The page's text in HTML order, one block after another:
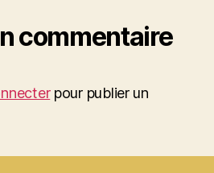
commentaire
pour publier un